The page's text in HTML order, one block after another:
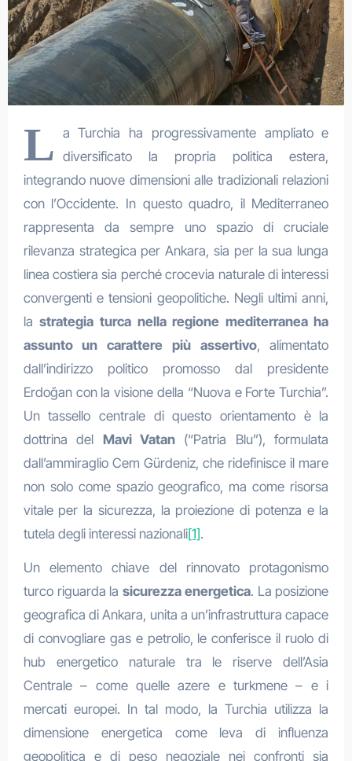
L a Turchia ha progressivamente ampliato e
diversificato la propria politica estera,
integrando nuove dimensioni alle tradizionali relazioni
con l’Occidente. In questo quadro, il Mediterraneo
rappresenta da sempre uno spazio di cruciale
rilevanza strategica per Ankara, sia per la sua lunga
linea costiera sia perché crocevia naturale di interessi
convergenti e tensioni geopolitiche. Negli ultimi anni,
lastrategia turca nella regione mediterranea ha
assunto un carattere più assertivo, alimentato
dall’indirizzo politico promosso dal presidente
Erdoğan con la visione della “Nuova e Forte Turchia”.
Un tassello centrale di questo orientamento è la
dottrina del Mavi Vatan (“Patria Blu”), formulata
dall’ammiraglio Cem Gürdeniz, che ridefinisce il mare
non solo come spazio geografico, ma come risorsa
vitale per la sicurezza, la proiezione di potenza e la
tutela degli interessi nazionali[1].
Un elemento chiave del rinnovato protagonismo
turco riguarda la sicurezza energetica. La posizione
geografica di Ankara, unita a un’infrastruttura capace
di convogliare gas e petrolio, le conferisce il ruolo di
hub energetico naturale tra le riserve dell’Asia
Centrale – come quelle azere e turkmene – e i
mercati europei. In tal modo, la Turchia utilizza la
dimensione energetica come leva di influenza
geopolitica e di peso negoziale nei confronti sia